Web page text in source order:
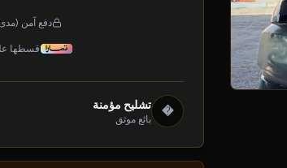
دفع آمن
قسطها
� تشليح مؤمنة
بائع موثق